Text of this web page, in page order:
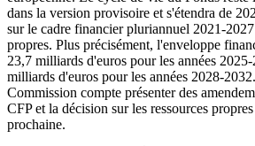
dans la version provisoire et s'étendra de
sur le cadre financier pluriannuel 2021-2027
propres. Plus précisément, l'enveloppe
23,7 milliards d'euros pour les années
milliards d'euros pour les années 2028-
Commission compte présenter des
CFP et la décision sur les ressources
prochaine.